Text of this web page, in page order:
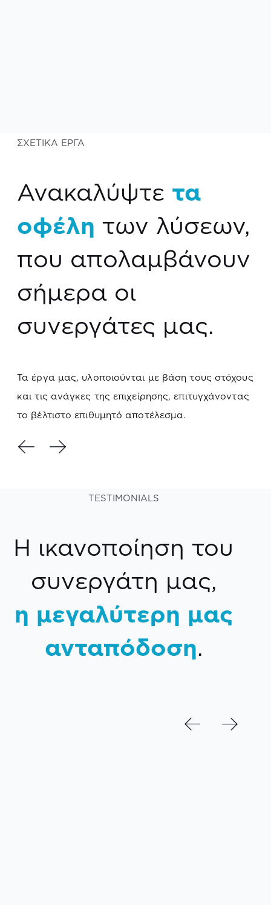
ΣΧΕΤΙΚΑ ΕΡΓΑ
Ανακαλύψτε τα
οφέλη των λύσεων,
που απολαμβάνουν
σήμερα οι
συνεργάτες μας.
Τα έργα μας, υλοποιούνται με βάση τους στόχους
και τις ανάγκες της επιχείρησης, επιτυγχάνοντας
το βέλτιστο επιθυμητό αποτέλεσμα.
TESTIMONIALS
Η ικανοποίηση του
συνεργάτη μας,
η μεγαλύτερη μας
ανταπόδοση.